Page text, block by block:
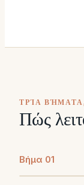
ΤΡΊΑ
Πώς
Βήμα 01